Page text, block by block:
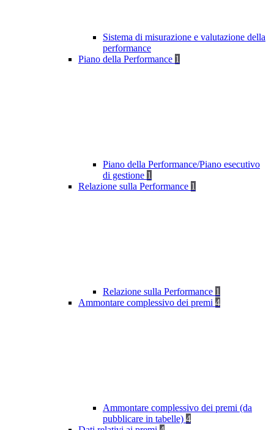
Sistema di misurazione e valutazione della
performance
Piano della Performance 1
Piano della Performance/Piano esecutivo
di gestione 1
Relazione sulla Performance 1
Relazione sulla Performance 1
Ammontare complessivo dei premi 4
Ammontare complessivo dei premi (da
pubblicare in tabelle) 4